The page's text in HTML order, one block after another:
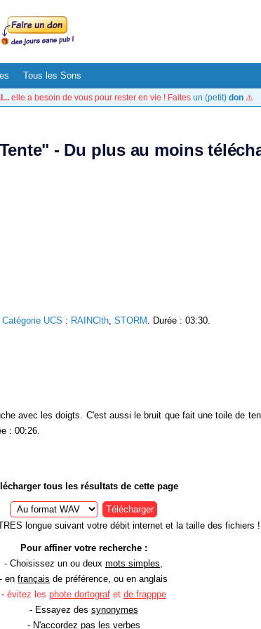
Tous les Sons
elle a besoin de vous pour rester en vie ! Faites un (petit) don ⚠️
- Du plus au moins
Catégorie UCS : RAINClth STORM
. Durée : 03:30.
avec les doigts. C'est aussi le bruit que fait une toile de
: 00:26.
tous les résultats de cette page
Télécharger
longue suivant votre débit internet et la taille des fichiers !
Pour affiner votre recherche :
- Choisissez un ou deux mots simples
- en français de préférence, ou en anglais
- évitez les phote dortografet de frapppe
- Essayez des synonymes
- N'accordez pas les verbes